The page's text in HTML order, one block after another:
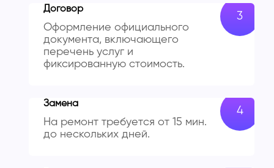
Договор
Оформление официального
документа, включающего
перечень услуг и
фиксированную стоимость.
Замена
На ремонт требуется от 15 мин.
до нескольких дней.